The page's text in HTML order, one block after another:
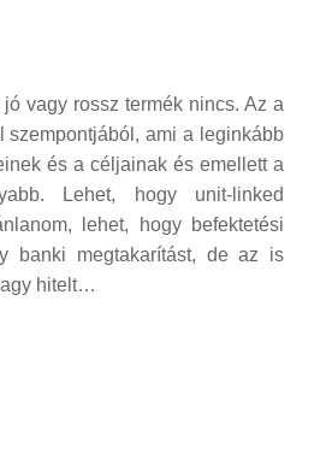
vagy rossz termék nincs. Az a
szempontjából, ami a leginkább
és a céljainak és emellett a
Lehet, hogy unit-linked
lehet, hogy befektetési
banki megtakarítást, de az is
hitelt…